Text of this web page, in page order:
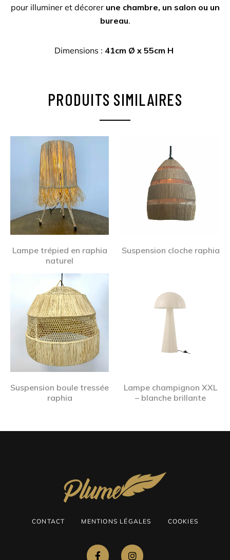
pour illuminer et décorer une chambre, un salon ou un
bureau.
Dimensions : 41cm Ø x 55cm H
PRODUITS SIMILAIRES
Lampe trépied en raphia
naturel
Suspension cloche raphia
Suspension boule tressée
raphia
Lampe champignon XXL
– blanche brillante
CONTACT MENTIONS LÉGALES COOKIES